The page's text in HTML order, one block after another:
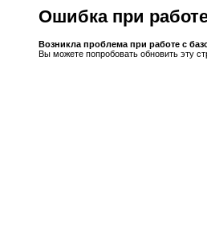
Ошибка при
Возникла проблема при работе с
Вы можете попробовать обновить эту